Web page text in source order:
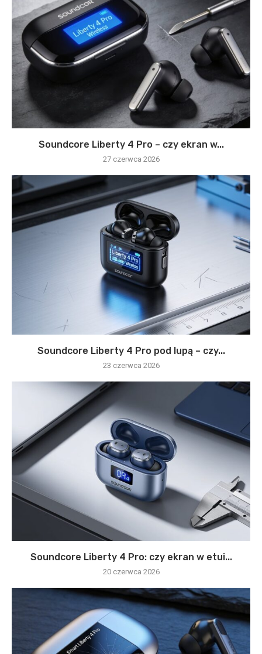
Soundcore Liberty 4 Pro – czy ekran w...
27 czerwca 2026
Soundcore Liberty 4 Pro pod lupą – czy...
23 czerwca 2026
Soundcore Liberty 4 Pro: czy ekran w etui...
20 czerwca 2026